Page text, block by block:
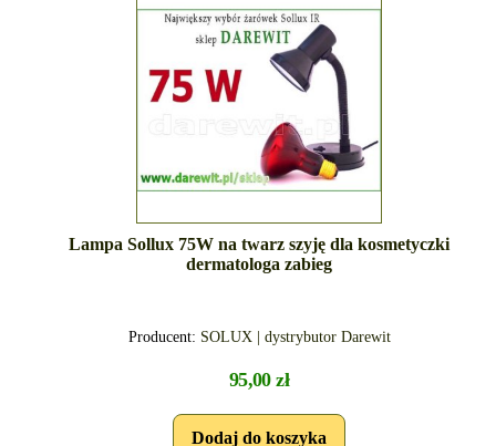
Lampa Sollux 75W na twarz szyję dla kosmetyczki
dermatologa zabieg
Producent: SOLUX | dystrybutor Darewit
95,00 zł